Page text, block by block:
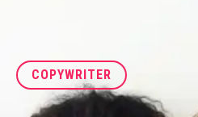
COPYWRITER